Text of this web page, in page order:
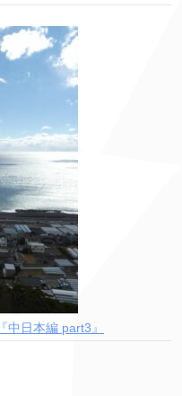
日本編 part3』